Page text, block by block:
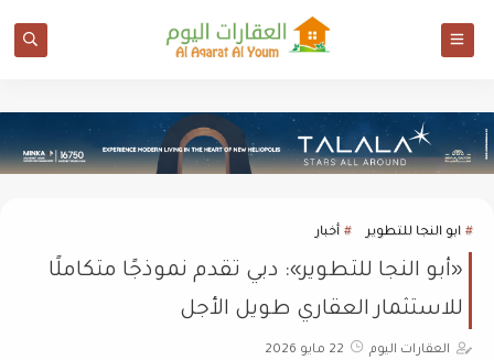
ابو النجا للتطوير أخبار
«أبو النجا للتطوير»: دبي تقدم نموذجًا متكاملًا
للاستثمار العقاري طويل الأجل
العقارات اليوم 22 مايو 2026